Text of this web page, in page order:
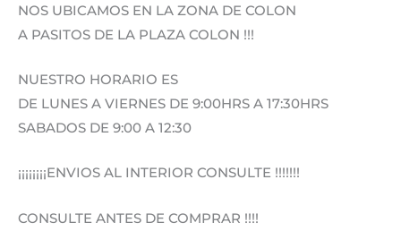
NOS UBICAMOS EN LA ZONA DE COLON
A PASITOS DE LA PLAZA COLON !!!
NUESTRO HORARIO ES
DE LUNES A VIERNES DE 9:00HRS A 17:30HRS
SABADOS DE 9:00 A 12:30
¡¡¡¡¡¡¡¡ENVIOS AL INTERIOR CONSULTE !!!!!!!
CONSULTE ANTES DE COMPRAR !!!!